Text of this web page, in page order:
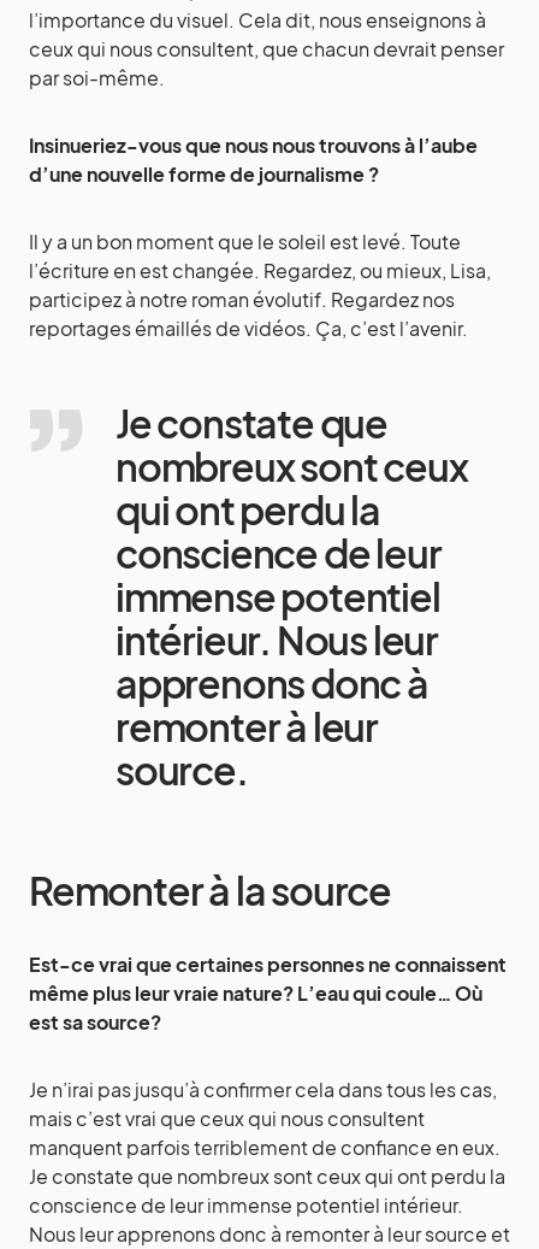
l’importance du visuel. Cela dit, nous enseignons à
ceux qui nous consultent, que chacun devrait penser
par soi-même.
Insinueriez-vous que nous nous trouvons à l’aube
d’une nouvelle forme de journalisme ?
Il y a un bon moment que le soleil est levé. Toute
l’écriture en est changée. Regardez, ou mieux, Lisa,
participez à notre roman évolutif. Regardez nos
reportages émaillés de vidéos. Ça, c’est l’avenir.
Je constate que
nombreux sont ceux
qui ont perdu la
conscience de leur
immense potentiel
intérieur. Nous leur
apprenons donc à
remonter à leur
source.
Remonter à la source
Est-ce vrai que certaines personnes ne connaissent
même plus leur vraie nature? L’eau qui coule… Où
est sa source?
Je n’irai pas jusqu’à confirmer cela dans tous les cas,
mais c’est vrai que ceux qui nous consultent
manquent parfois terriblement de confiance en eux.
Je constate que nombreux sont ceux qui ont perdu la
conscience de leur immense potentiel intérieur.
Nous leur apprenons donc à remonter à leur source et